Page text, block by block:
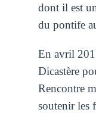
dont il est
du pontife
En avril
Dicastère
Rencontre
soutenir les